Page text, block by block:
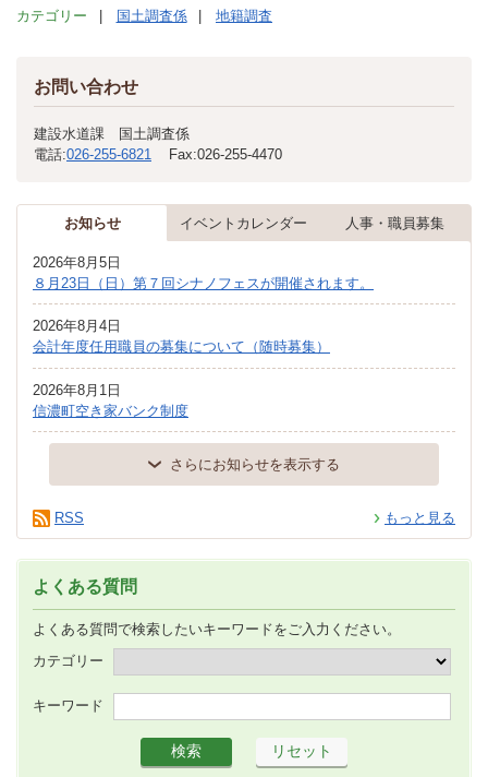
カテゴリー 国土調査係 地籍調査
お問い合わせ
建設水道課 国土調査係
電話:026-255-6821 Fax:026-255-4470
お知らせ イベントカレンダー 人事・職員募集
2026年8月5日
８月23日（日）第７回シナノフェスが開催されます。
2026年8月4日
会計年度任用職員の募集について（随時募集）
2026年8月1日
信濃町空き家バンク制度
さらにお知らせを表示する
もっと見る
RSS
よくある質問
よくある質問で検索したいキーワードをご入力ください。
カテゴリー
キーワード